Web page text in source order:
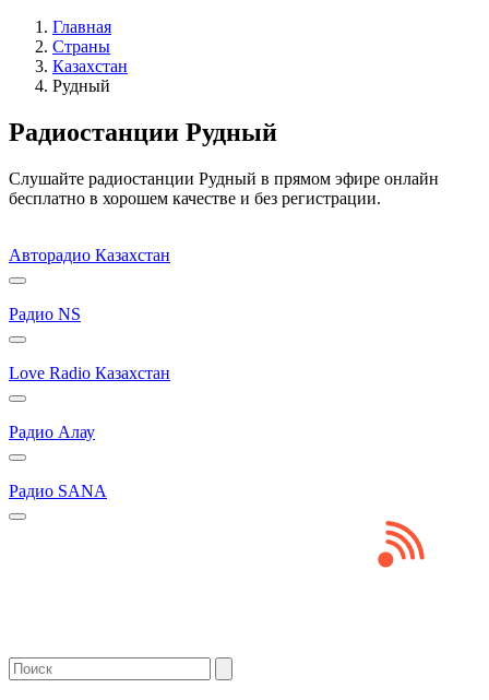
Главная
Страны
Казахстан
Рудный
Радиостанции Рудный
Слушайте радиостанции Рудный в прямом эфире онлайн
бесплатно в хорошем качестве и без регистрации.
Авторадио Казахстан
Радио NS
Love Radio Казахстан
Радио Алау
Радио SANA